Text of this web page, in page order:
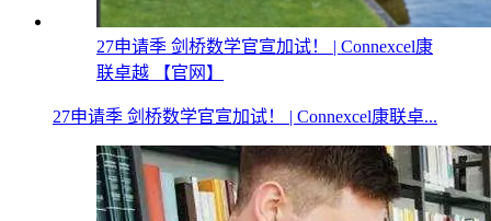
27申请季 剑桥数学官宣加试！ | Connexcel康
联卓越 【官网】
27申请季 剑桥数学官宣加试！ | Connexcel康联卓...